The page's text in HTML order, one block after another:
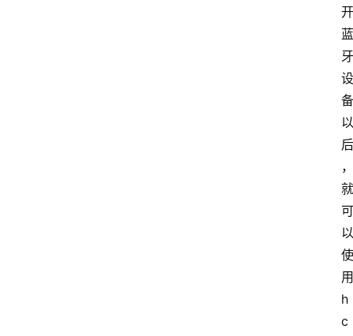
开
蓝
牙
设
备
以
后
，
就
可
以
使
用
h
c